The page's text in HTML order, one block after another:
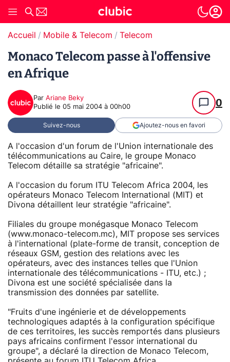
Accueil Mobile & Telecom Telecom
Monaco Telecom passe à l'offensive
en Afrique
Par Ariane Beky
Publié le 05 mai 2004 à 00h00 0
Suivez-nous Ajoutez-nous en favori
A l'occasion d'un forum de l'Union internationale des
télécommunications au Caire, le groupe Monaco
Telecom détaille sa stratégie "africaine".
A l'occasion du forum ITU Telecom Africa 2004, les
opérateurs Monaco Telecom International (MIT) et
Divona détaillent leur stratégie "africaine".
Filiales du groupe monégasque Monaco Telecom
(www.monaco-telecom.mc), MIT propose ses services
à l'international (plate-forme de transit, conception de
réseaux GSM, gestion des relations avec les
opérateurs, avec des instances telles que l'Union
internationale des télécommunications - ITU, etc.) ;
Divona est une société spécialisée dans la
transmission des données par satellite.
"Fruits d'une ingénierie et de développements
technologiques adaptés à la configuration spécifique
de ces territoires, les succès remportés dans plusieurs
pays africains confirment l'essor international du
groupe", a déclaré la direction de Monaco Telecom,